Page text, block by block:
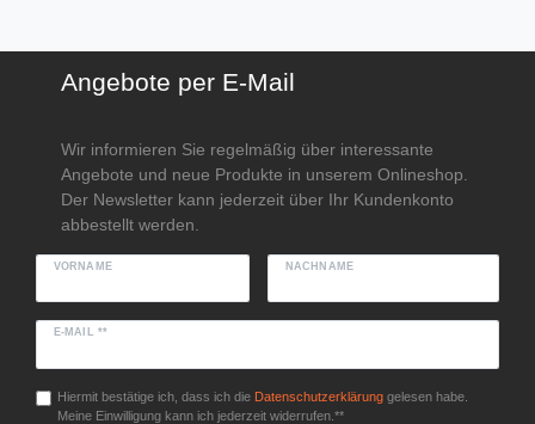
Angebote per E-Mail
Wir informieren Sie regelmäßig über interessante
Angebote und neue Produkte in unserem Onlineshop.
Der Newsletter kann jederzeit über Ihr Kundenkonto
abbestellt werden.
VORNAME NACHNAME
E-MAIL **
Hiermit bestätige ich, dass ich die Daten­schutz­erklärunggelesen habe.
Meine Einwilligung kann ich jederzeit widerrufen.**